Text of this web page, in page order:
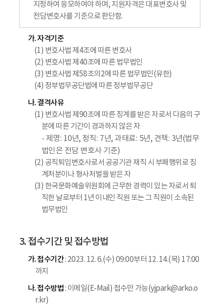
지정하여 응모하여야 하며, 지원자격은 대표변호사 및
전담변호사를 기준으로 판단함.
가. 자격기준
(1) 변호사법 제4조에 따른 변호사
(2) 변호사법 제40조에 따른 법무법인
(3) 변호사법 제58조의2에 따른 법무법인(유한)
(4) 정부법무공단법에 따른 정부법무공단
나. 결격사유
(1) 변호사법 제90조에 따른 징계를 받은 자로서 다음의 구
분에 따른 기간이 경과하지 않은 자
- 제명: 10년, 정직: 7년, 과태료: 5년, 견책: 3년(법무
법인은 전담 변호사 기준)
(2) 공직퇴임변호사로서 공공기관 재직 시 부패행위로 징
계처분이나 형사처벌을 받은 자
(3) 한국문화예술위원회에 근무한 경력이 있는 자로서 퇴
직한 날로부터 1년 이내인 직원 또는 그 직원이 소속된
법무법인
3. 접수기간 및 접수방법
가. 접수기간: 2023. 12. 6.(수) 09:00부터 12. 14.(목) 17:00
까지
나. 접수방법: 이메일(E-Mail) 접수만 가능(yjpark@arko.o
r.kr)